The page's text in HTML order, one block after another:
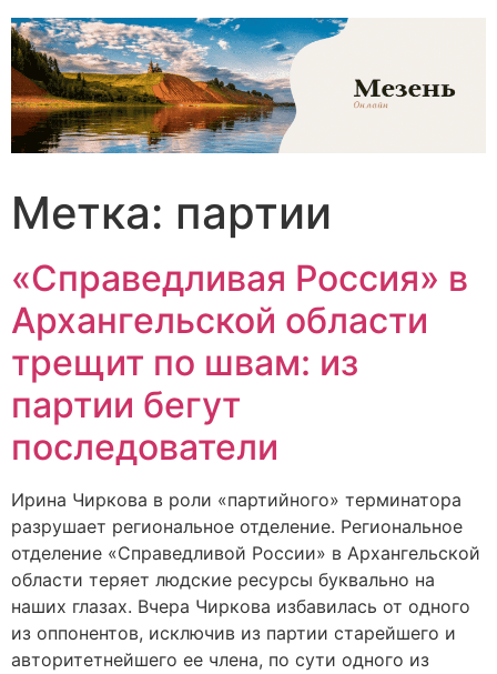
Перейти
содержимому
Метка: партии
«Справедливая Россия» в
Архангельской области
трещит по швам: из
партии бегут
последователи
Ирина Чиркова в роли «партийного» терминатора
разрушает региональное отделение. Региональное
отделение «Справедливой России» в Архангельской
области теряет людские ресурсы буквально на
наших глазах. Вчера Чиркова избавилась от одного
из оппонентов, исключив из партии старейшего и
авторитетнейшего ее члена, по сути одного из